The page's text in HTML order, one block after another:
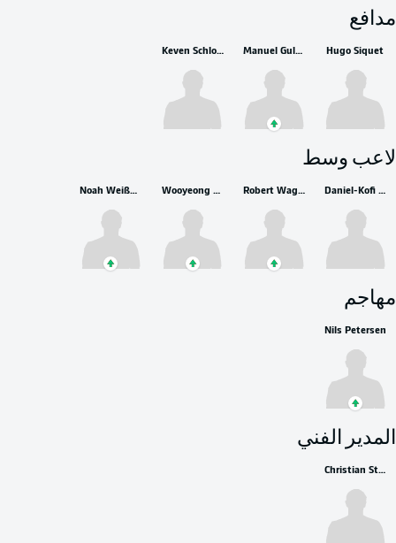
مدافع
Hugo Siquet
Manuel Gulde
Keven Schlotterbeck
لاعب وسط
Daniel-Kofi Kyereh
Robert Wagner
Wooyeong Jeong
Noah Weißhaupt
مهاجم
Nils Petersen
المدير الفني
Christian Streich